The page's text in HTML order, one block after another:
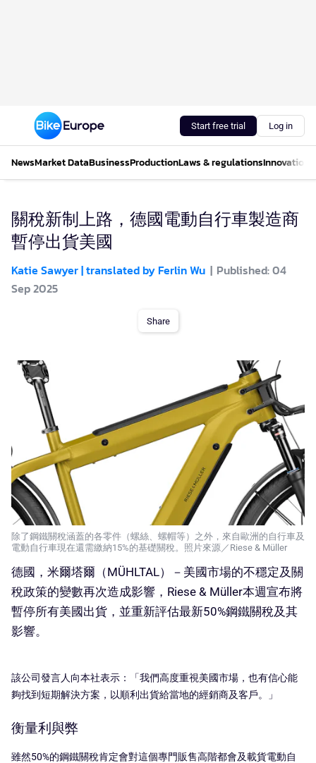
Start free trial Log in
NewsMarket DataBusinessProductionLaws & regulationsInnovations
關稅新制上路，德國電動自行車製造商
暫停出貨美國
Katie Sawyer | translated by Ferlin Wu
Published: 04
Sep 2025
Share
除了鋼鐵關稅涵蓋的各零件（螺絲、螺帽等）之外，來自歐洲的自行車及
電動自行車現在還需繳納15%的基礎關稅。照片來源／Riese & Müller
德國，米爾塔爾（MÜHLTAL）－美國市場的不穩定及關
稅政策的變數再次造成影響，Riese & Müller本週宣布將
暫停所有美國出貨，並重新評估最新50%鋼鐵關稅及其
影響。
該公司發言人向本社表示：「我們高度重視美國市場，也有信心能
夠找到短期解決方案，以順利出貨給當地的經銷商及客戶。」
衡量利與弊
雖然50%的鋼鐵關稅肯定會對這個專門販售高階都會及載貨電動自